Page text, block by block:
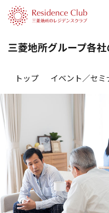
三菱地所グループ各
トップ イベント／セミ